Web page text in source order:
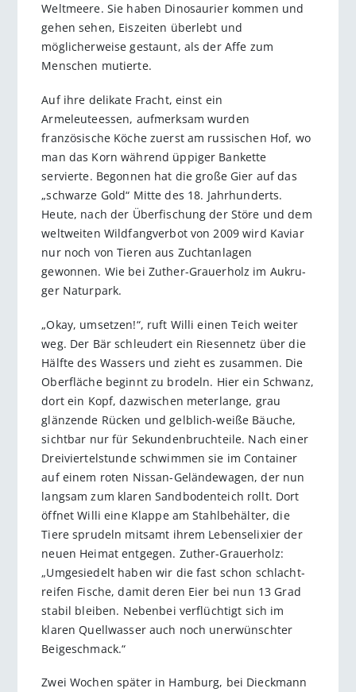
Weltmeere. Sie haben Dinosaurier kommen und
gehen sehen, Eiszeiten überlebt und
möglicherweise gestaunt, als der Affe zum
Menschen mutierte.
Auf ihre delikate Fracht, einst ein
Armeleuteessen, aufmerksam wurden
französische Köche zuerst am russischen Hof, wo
man das Korn während üppiger Bankette
servierte. Begonnen hat die ­große Gier auf das
„schwarze Gold“ Mitte des 18. Jahrhunderts.
Heute, nach der Über­fischung der Störe und dem
weltweiten Wildfangverbot von 2009 wird Kaviar
nur noch von Tieren aus Zuchtanlagen
gewonnen. Wie bei Zuther-Grauerholz im Au­kru­
ger Naturpark.
„Okay, umsetzen!“, ruft Willi einen Teich weiter
weg. Der Bär schleudert ein Riesennetz über die
Hälfte des Wassers und zieht es zusammen. Die
Oberfläche beginnt zu brodeln. Hier ein Schwanz,
dort ein Kopf, dazwischen meterlange, grau
glänzende Rücken und gelblich-weiße Bäuche,
sichtbar nur für Sekundenbruchteile. Nach einer
Dreiviertelstunde schwimmen sie im Container
auf einem roten Nissan-Geländewagen, der nun
langsam zum klaren Sandbodenteich rollt. Dort
öffnet Willi eine Klappe am Stahlbehälter, die
Tiere sprudeln mitsamt ihrem Lebenselixier der
neuen Heimat entgegen. Zuther-Grauerholz:
„Umgesiedelt haben wir die fast schon schlacht­
reifen Fische, damit deren Eier bei nun 13 Grad
stabil bleiben. Nebenbei verflüchtigt sich im
klaren Quellwasser auch noch unerwünschter
Beigeschmack.“
Zwei Wochen später in Hamburg, bei Dieckmann